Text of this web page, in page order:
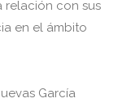
relación con sus
en el ámbito
García